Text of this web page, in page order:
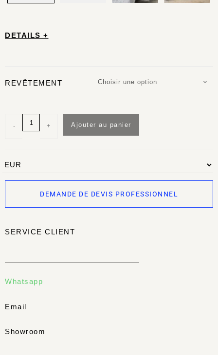
DETAILS +
REVÊTEMENT Choisir une option
- + Ajouter au panier
DEMANDE DE DEVIS PROFESSIONNEL
SERVICE CLIENT
Whatsapp
Email
Showroom